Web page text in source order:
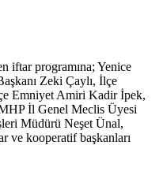
iftar programına; Yenice
Zeki Çaylı, İlçe
Emniyet Amiri Kadir İpek,
İl Genel Meclis Üyesi
Müdürü Neşet Ünal,
ve kooperatif başkanları